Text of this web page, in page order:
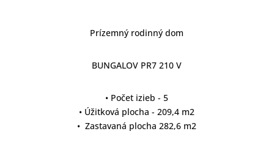
Prízemný rodinný dom
BUNGALOV PR7 210 V
• Počet izieb - 5
• Úžitková plocha - 209,4 m2
• Zastavaná plocha 282,6 m2